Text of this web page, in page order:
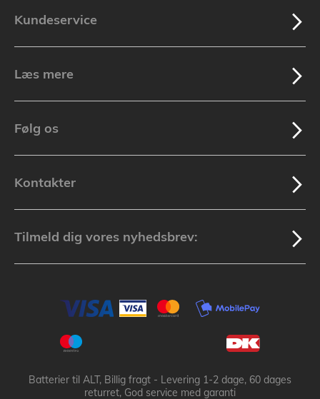
Kundeservice
Læs mere
Følg os
Kontakter
Tilmeld dig vores nyhedsbrev:
Batterier til ALT, Billig fragt - Levering 1-2 dage, 60 dages
returret, God service med garanti